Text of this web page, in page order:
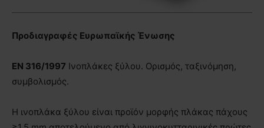
Προδιαγραφές Ευρωπαϊκής Ένωσης
EN 316/1997 Ινοπλάκες ξύλου. Ορισμός, ταξινόμηση,
συμβολισμός.
Η ινοπλάκα ξύλου είναι προϊόν μορφής πλάκας πάχους